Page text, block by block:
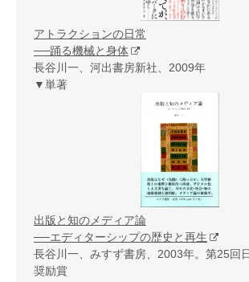
アトラクションの日常
──踊る機械と身体
長谷川一、河出書房新社、2009年
▼単著
出版と知のメディア論
──エディターシップの歴史と再生
長谷川一、みすず書房、2003年。第25回
奨励賞